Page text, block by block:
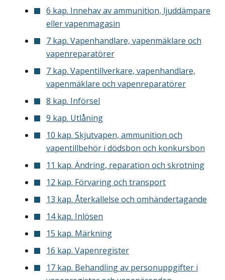
6 kap. Innehav av ammunition, ljuddämpare
eller vapenmagasin
7 kap. Vapenhandlare, vapenmäklare och
vapenreparatörer
7 kap. Vapentillverkare, vapenhandlare,
vapenmäklare och vapenreparatörer
8 kap. Införsel
9 kap. Utlåning
10 kap. Skjutvapen, ammunition och
vapentillbehör i dödsbon och konkursbon
11 kap. Ändring, reparation och skrotning
12 kap. Förvaring och transport
13 kap. Återkallelse och omhändertagande
14 kap. Inlösen
15 kap. Märkning
16 kap. Vapenregister
17 kap. Behandling av personuppgifter i